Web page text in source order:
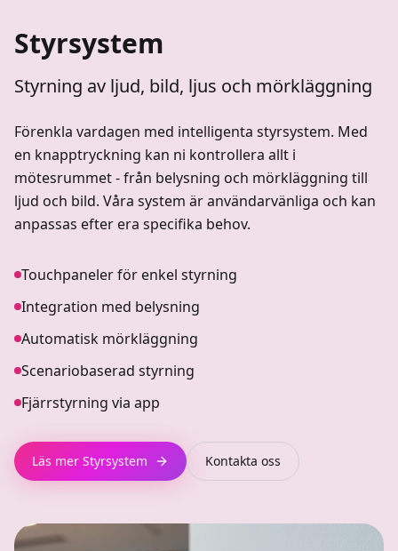
Styrsystem
Styrning av ljud, bild, ljus och mörkläggning
Förenkla vardagen med intelligenta styrsystem. Med
en knapptryckning kan ni kontrollera allt i
mötesrummet - från belysning och mörkläggning till
ljud och bild. Våra system är användarvänliga och kan
anpassas efter era specifika behov.
Touchpaneler för enkel styrning
Integration med belysning
Automatisk mörkläggning
Scenariobaserad styrning
Fjärrstyrning via app
Läs mer Styrsystem Kontakta oss